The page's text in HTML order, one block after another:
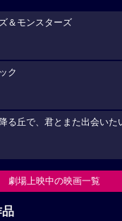
＆モンスターズ
ク
る丘で、君とまた出会いた
劇場上映中の映画一覧